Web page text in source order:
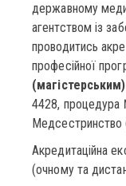
державному
агентством із
проводитись
професійної
4428, процедура
Акредитаційна
(очному та